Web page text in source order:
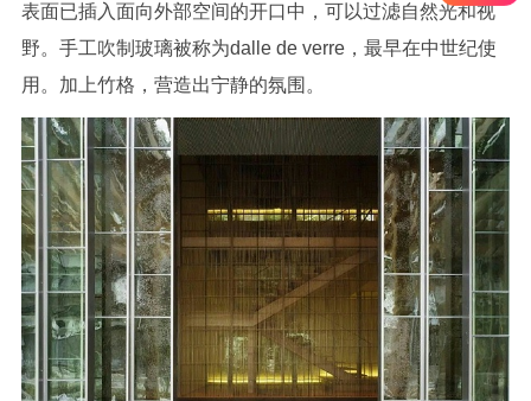
表面已插入面向外部空间的开口中，可以过滤自然光和视
野。手工吹制玻璃被称为dalle de verre，最早在中世纪使
用。加上竹格，营造出宁静的氛围。